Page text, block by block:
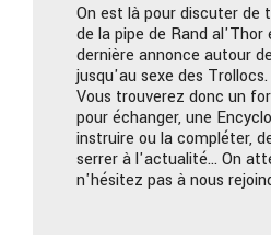
On est là pour discuter de
de la pipe de Rand al'Thor
dernière annonce autour
jusqu'au sexe des Trollocs.
Vous trouverez donc un
pour échanger, une
instruire ou la compléter,
serrer à l'actualité… On
n'hésitez pas à nous